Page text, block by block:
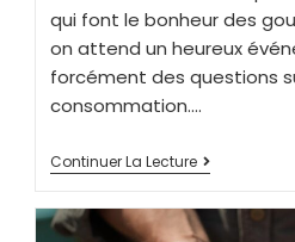
qui font le bonheur des
on attend un heureux
forcément des questions
consommation.…
Continuer La Lecture